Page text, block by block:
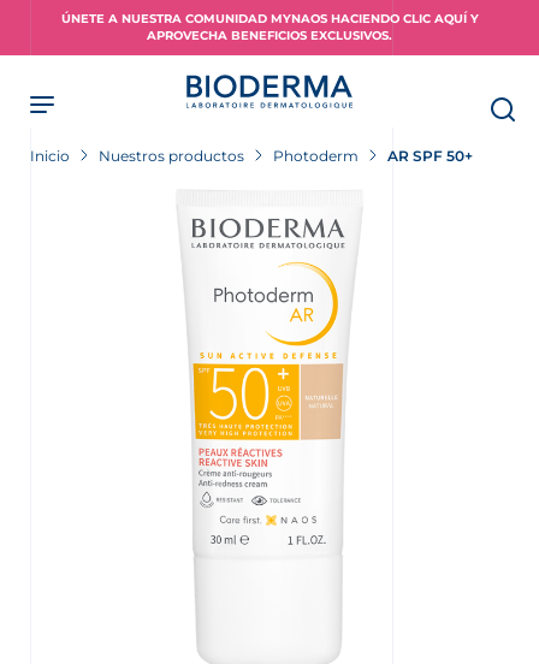
ÚNETE A NUESTRA COMUNIDAD MYNAOS HACIENDO CLIC AQUÍ Y
APROVECHA BENEFICIOS EXCLUSIVOS.
Inicio Nuestros productos Photoderm AR SPF 50+